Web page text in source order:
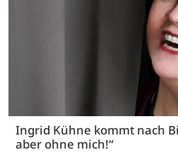
Ingrid Kühne kommt nach
aber ohne mich!“